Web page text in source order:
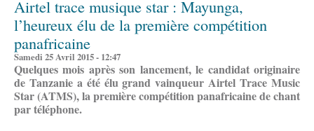
Airtel trace musique star : Mayunga,
l’heureux élu de la première compétition
panafricaine
Samedi 25 Avril 2015 - 12:47
Quelques mois après son lancement, le candidat originaire
de Tanzanie a été élu grand vainqueur Airtel Trace Music
Star (ATMS), la première compétition panafricaine de chant
par téléphone.